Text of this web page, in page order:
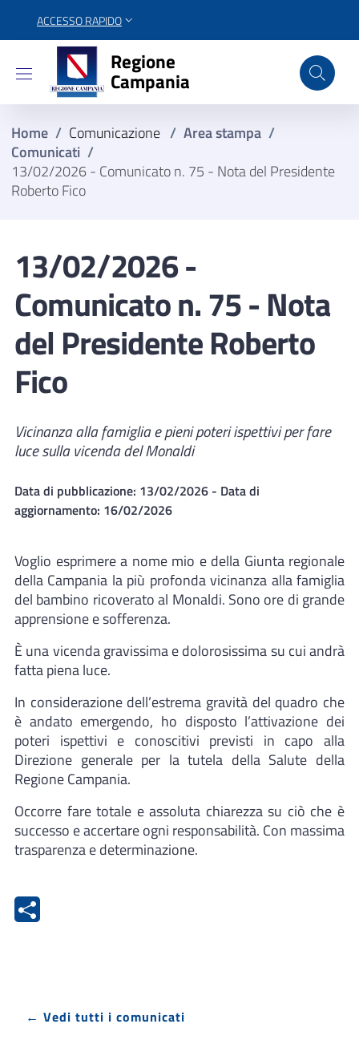
ACCESSO RAPIDO
Regione Campania
Regione
Campania
Home / Comunicazione / Area stampa /
Comunicati /
13/02/2026 - Comunicato n. 75 - Nota del Presidente
Roberto Fico
13/02/2026 -
Comunicato n. 75 - Nota
del Presidente Roberto
Fico
Vicinanza alla famiglia e pieni poteri ispettivi per fare
luce sulla vicenda del Monaldi
Data di pubblicazione: 13/02/2026 - Data di
aggiornamento: 16/02/2026
Voglio esprimere a nome mio e della Giunta regionale
della Campania la più profonda vicinanza alla famiglia
del bambino ricoverato al Monaldi. Sono ore di grande
apprensione e sofferenza.
È una vicenda gravissima e dolorosissima su cui andrà
fatta piena luce.
In considerazione dell’estrema gravità del quadro che
è andato emergendo, ho disposto l’attivazione dei
poteri ispettivi e conoscitivi previsti in capo alla
Direzione generale per la tutela della Salute della
Regione Campania.
Occorre fare totale e assoluta chiarezza su ciò che è
successo e accertare ogni responsabilità. Con massima
trasparenza e determinazione.
← Vedi tutti i comunicati